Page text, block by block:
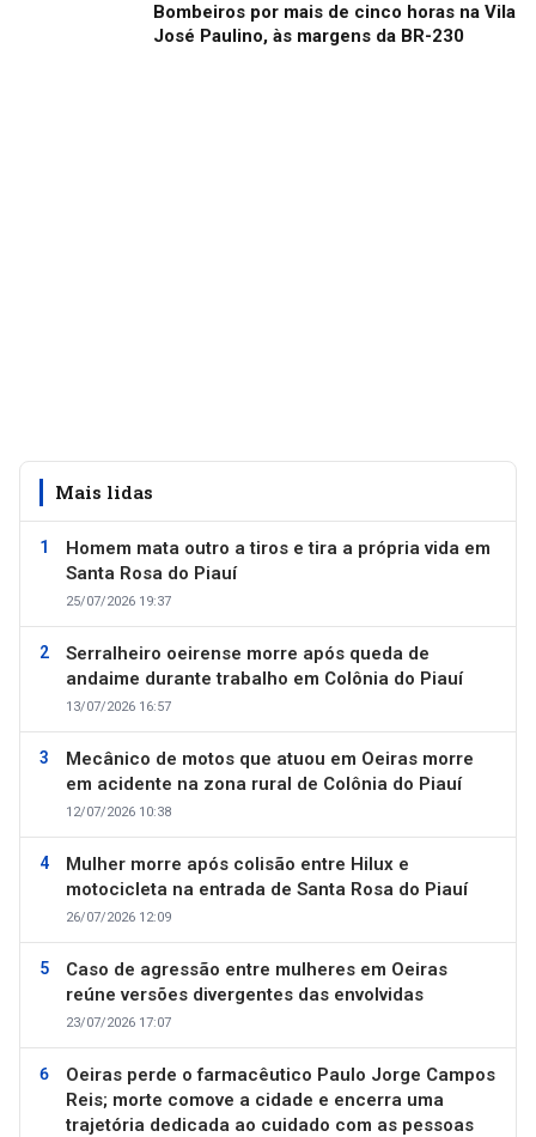
Bombeiros por mais de cinco horas na Vila
José Paulino, às margens da BR-230
Mais lidas
Homem mata outro a tiros e tira a própria vida em
Santa Rosa do Piauí
25/07/2026 19:37
Serralheiro oeirense morre após queda de
andaime durante trabalho em Colônia do Piauí
13/07/2026 16:57
Mecânico de motos que atuou em Oeiras morre
em acidente na zona rural de Colônia do Piauí
12/07/2026 10:38
Mulher morre após colisão entre Hilux e
motocicleta na entrada de Santa Rosa do Piauí
26/07/2026 12:09
Caso de agressão entre mulheres em Oeiras
reúne versões divergentes das envolvidas
23/07/2026 17:07
Oeiras perde o farmacêutico Paulo Jorge Campos
Reis; morte comove a cidade e encerra uma
trajetória dedicada ao cuidado com as pessoas